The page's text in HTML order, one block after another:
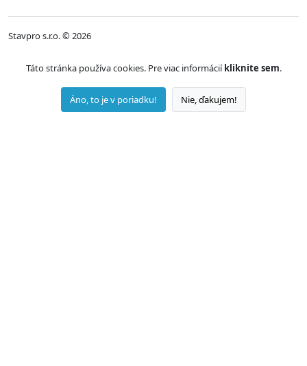
Stavpro s.r.o. © 2026
Táto stránka používa cookies. Pre viac informáciíkliknite sem.
Áno, to je v poriadku! Nie, ďakujem!